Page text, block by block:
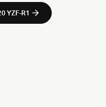
YZF-R1